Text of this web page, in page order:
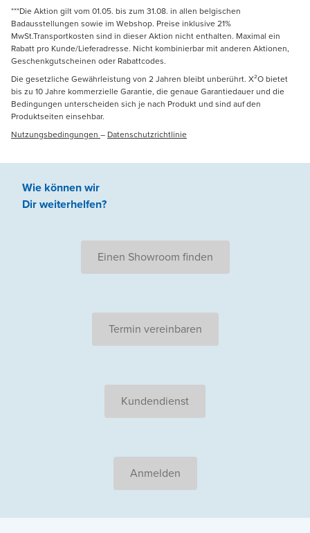
***Die Aktion gilt vom 01.05. bis zum 31.08. in allen belgischen
Badausstellungen sowie im Webshop. Preise inklusive 21%
MwSt.Transportkosten sind in dieser Aktion nicht enthalten. Maximal ein
Rabatt pro Kunde/Lieferadresse. Nicht kombinierbar mit anderen Aktionen,
Geschenkgutscheinen oder Rabattcodes.
Die gesetzliche Gewährleistung von 2 Jahren bleibt unberührt. X²O bietet
bis zu 10 Jahre kommerzielle Garantie, die genaue Garantiedauer und die
Bedingungen unterscheiden sich je nach Produkt und sind auf den
Produktseiten einsehbar.
Nutzungsbedingungen – Datenschutzrichtlinie
Wie können wir
Dir weiterhelfen?
Einen Showroom finden
Termin vereinbaren
Kundendienst
Anmelden